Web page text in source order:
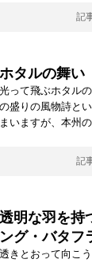
記
ホタルの舞い
光って飛ぶホタル
の盛りの風物詩と
まいますが、本州
記
透明な羽を持
ング・バタフ
透きとおって向こ